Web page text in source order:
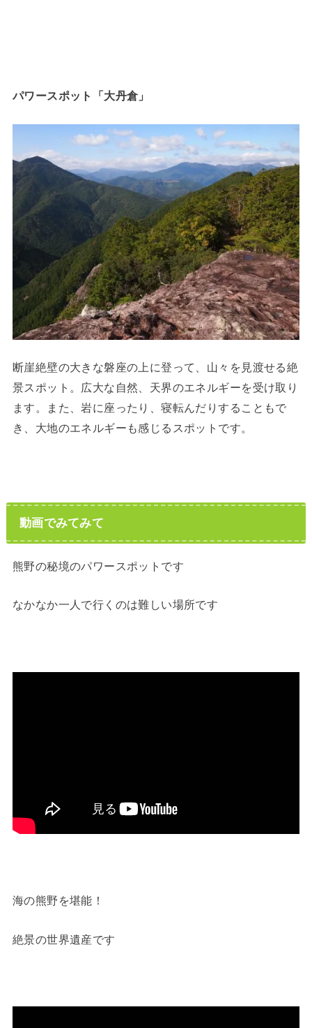
パワースポット「大丹倉」
断崖絶壁の大きな磐座の上に登って、山々を見渡せる絶
景スポット。広大な自然、天界のエネルギーを受け取り
ます。また、岩に座ったり、寝転んだりすることもで
き、大地のエネルギーも感じるスポットです。
動画でみてみて
熊野の秘境のパワースポットです
なかなか一人で行くのは難しい場所です
海の熊野を堪能！
絶景の世界遺産です